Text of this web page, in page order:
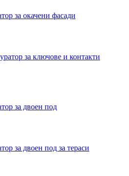
за окачени фасади
за ключове и контакти
за двоен под
за двоен под за тераси